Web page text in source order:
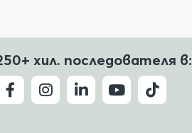
хил. последователя в: